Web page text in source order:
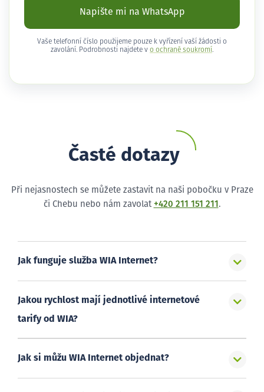
Napište mi na WhatsApp
Vaše telefonní číslo použijeme pouze k vyřízení vaší žádosti o
zavolání. Podrobnosti najdete v o ochraně soukromí .
Časté dotazy
Při nejasnostech se můžete zastavit na naši pobočku v Praze
či Chebu nebo nám zavolat +420 211 151 211 .
Jak funguje služba WIA Internet?
Jakou rychlost mají jednotlivé internetové
tarify od WIA?
Jak si můžu WIA Internet objednat?